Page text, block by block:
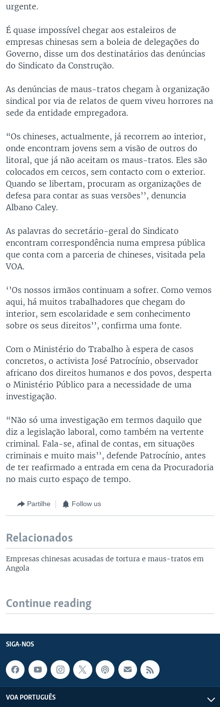
urgente.
É quase impossível chegar aos estaleiros de
empresas chinesas sem a boleia de delegações do
Governo, disse um dos destinatários das denúncias
do Sindicato da Construção.
As denúncias de maus-tratos chegam à organização
sindical por via de relatos de quem viveu horrores na
sede da entidade empregadora.
“Os chineses, actualmente, já recorrem ao interior,
onde encontram jovens sem a visão de outros do
litoral, que já não aceitam os maus-tratos. Eles são
colocados em cercos, sem contacto com o exterior.
Quando se libertam, procuram as organizações de
defesa para contar as suas versões’’, denuncia
Albano Caley.
As palavras do secretário-geral do Sindicato
encontram correspondência numa empresa pública
que conta com a parceria de chineses, visitada pela
VOA.
‘’Os nossos irmãos continuam a sofrer. Como vemos
aqui, há muitos trabalhadores que chegam do
interior, sem escolaridade e sem conhecimento
sobre os seus direitos’’, confirma uma fonte.
Com o Ministério do Trabalho à espera de casos
concretos, o activista José Patrocínio, observador
africano dos direitos humanos e dos povos, desperta
o Ministério Público para a necessidade de uma
investigação.
“Não só uma investigação em termos daquilo que
diz a legislação laboral, como também na vertente
criminal. Fala-se, afinal de contas, em situações
criminais e muito mais’’, defende Patrocínio, antes
de ter reafirmado a entrada em cena da Procuradoria
no mais curto espaço de tempo.
Partilhe Follow us
Relacionados
Empresas chinesas acusadas de tortura e maus-tratos em
Angola
Continue reading
SIGA-NOS
VOA PORTUGUÊS